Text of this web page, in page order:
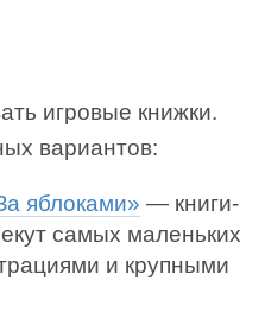
игровые книжки.
вариантов:
яблоками» — книги-
самых маленьких
и крупными